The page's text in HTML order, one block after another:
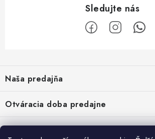
p
ä
i
Naša predajňa
Námestie Slobody 1164/1,
946 32 Marcelová
Google map - plánovanie cesty
Otváracia doba predajne
Pondelok-Piatok: 8.00-17.00 hod.